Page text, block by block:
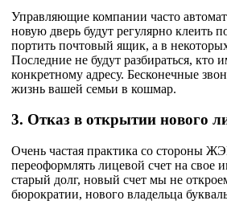
Управляющие компании часто
новую дверь будут регулярно
портить почтовый ящик, а в
Последние не будут разбираться, кто
конкретному адресу. Бесконечные
жизнь вашей семьи в кошмар.
3. Отказ в открытии нового
Очень частая практика со стороны
переоформлять лицевой счет на свое
старый долг, новый счет мы не
бюрократии, нового владельца